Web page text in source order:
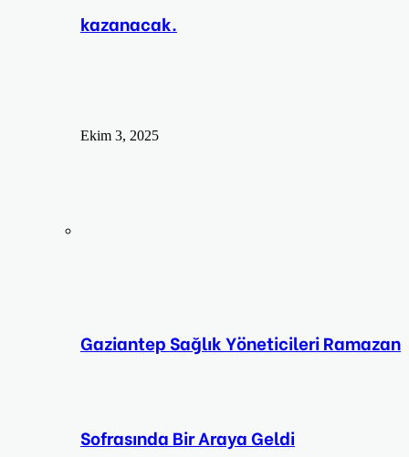
kazanacak.
Ekim 3, 2025
Gaziantep Sağlık Yöneticileri Ramazan
Sofrasında Bir Araya Geldi